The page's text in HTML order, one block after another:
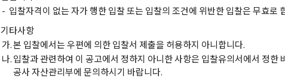
- 입찰자격이 없는 자가 행한 입찰 또는 입찰의 조건에 위반한 입찰은 무효로
기타사항
가.본 입찰에서는 우편에 의한 입찰서 제출을 허용하지 아니합니다.
나.입찰과 관련하여 이 공고에서 정하지 아니한 사항은 입찰유의서에서 정한
공사 자산관리부에 문의하시기 바랍니다.